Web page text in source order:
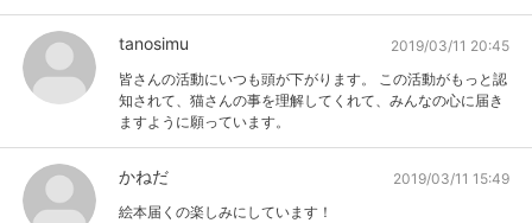
tanosimu
2019/03/11 20:45
皆さんの活動にいつも頭が下がります。 この活動がもっと認
知されて、猫さんの事を理解してくれて、みんなの心に届き
ますように願っています。
かねだ
2019/03/11 15:49
絵本届くの楽しみにしています！